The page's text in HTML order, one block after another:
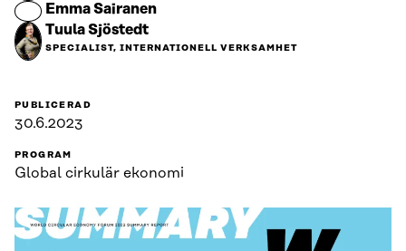
Emma Sairanen
Tuula Sjöstedt
SPECIALIST, INTERNATIONELL VERKSAMHET
PUBLICERAD
30.6.2023
PROGRAM
Global cirkulär ekonomi